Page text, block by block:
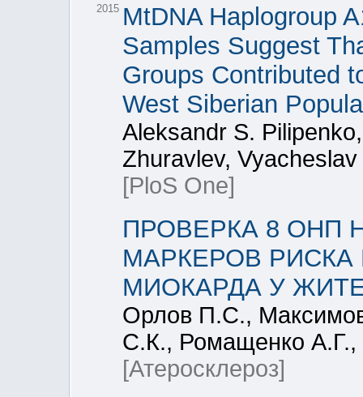
2015 MtDNA Haplogroup
Samples Suggest
Groups Contributed
West Siberian
Aleksandr S.
Zhuravlev,
[PloS One]
ПРОВЕРКА 8 ОНП
МАРКЕРОВ РИСКА
МИОКАРДА У
Орлов П.С.,
С.К., Ромащенко
[Атеросклероз]